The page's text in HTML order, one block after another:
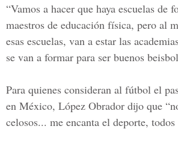
“Vamos a hacer que haya escuelas de
maestros de educación física, pero al
esas escuelas, van a estar las
se van a formar para ser buenos
Para quienes consideran al fútbol el
en México, López Obrador dijo que
celosos... me encanta el deporte, todos